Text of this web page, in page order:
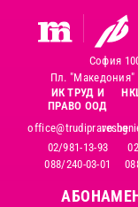
София
Пл. "Македония"
ИК ТРУД И
ПРАВО ООД
office@trudipravo.bg
02/981-13-93
088/240-03-01